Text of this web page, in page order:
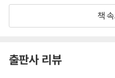
아침 레시피
50대가 된 어머니는 내과 의사
높은 중성지방, 낮은 HDL 콜
처방이 이루어질 정도로 미국
책
출판사 리뷰